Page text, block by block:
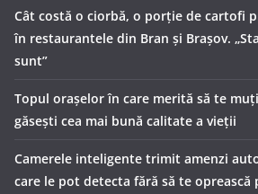
Cât costă o ciorbă, o porţie de cartofi
în restaurantele din Bran şi Braşov.
sunt”
Topul orașelor în care merită să te
găsești cea mai bună calitate a vieții
Camerele inteligente trimit amenzi
care le pot detecta fără să te oprească